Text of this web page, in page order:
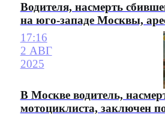
Водителя, насмерть
на юго-западе Москвы,
17:16
2 АВГ
2025
В Москве водитель,
мотоциклиста, заключен